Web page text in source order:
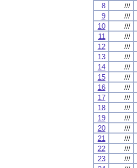
8
///
9
///
10
///
11
///
12
///
13
///
14
///
15
///
16
///
17
///
18
///
19
///
20
///
21
///
22
///
23
///